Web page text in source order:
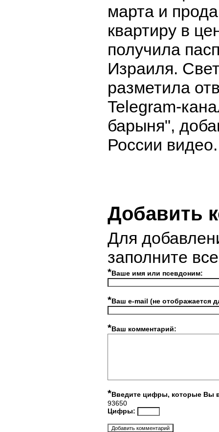
марта и
квартиру в
получила
Израиля.
разметила
Telegram-
барыня",
России видео.
Добавить
Для
заполните
*Ваше имя или псевдоним:
*Ваш e-mail (не отображается
*Ваш комментарий:
*Введите цифры, которые Вы
93650
Цифры: